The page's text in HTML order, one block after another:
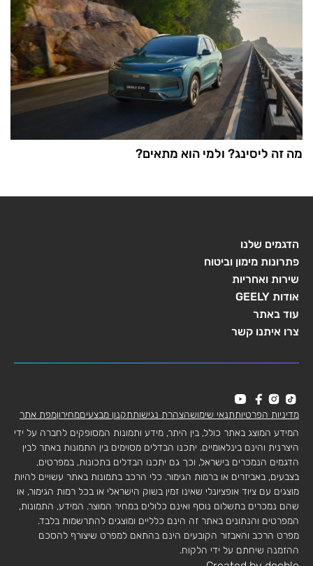
מה זה ליסינג? ולמי הוא מתאים?
הדגמים שלנו
פתרונות מימון וביטוח
שירות ואחריות
אודות GEELY
עוד באתר
צרו איתנו קשר
מדיניות הפרטיותתנאי שימושהצהרת נגישותתקנון מבצעיםמחירוןמפת אתר
המידע המוצג באתר כולל, בין היתר, מידע ותמונות המסופקים לחברה על ידי
היצרנית והינם בינלאומיים. יתכנו הבדלים מסוימים בין התמונות באתר לבין
הדגמים הנמכרים בישראל, וכך גם יתכנו הבדלים בתכונות, במפרטים,
בצבעים, באביזרים או ברמות הגימור. כלי הרכב בתמונות באתר עשויים להיות
מוצגים עם ציוד אופציונלי שאינו זמין בשוק הישראלי או בכל רמות הגימור, או
שהם נמכרים בתשלום נוסף ואינם כלולים במחיר המוצר. המידע, התמונות,
המפרטים והנתונים באתר זה הינם כלליים ומוצגים להתרשמות בלבד.
מפרט הרכב והאבזור הקובעים הינם בהתאם למפרט שיצורף להסכם
ההזמנה שיחתם על ידי הלקוח.